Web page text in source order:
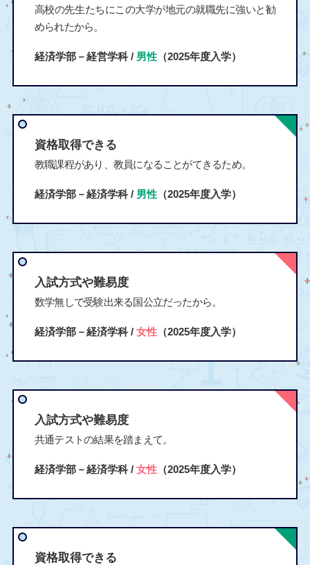
高校の先生たちにこの大学が地元の就職先に強いと勧
められたから。
経済学部－経営学科 / 男性（2025年度入学）
資格取得できる
教職課程があり、教員になることがてきるため。
経済学部－経済学科 / 男性（2025年度入学）
入試方式や難易度
数学無しで受験出来る国公立だったから。
経済学部－経済学科 / 女性（2025年度入学）
入試方式や難易度
共通テストの結果を踏まえて。
経済学部－経済学科 / 女性（2025年度入学）
資格取得できる